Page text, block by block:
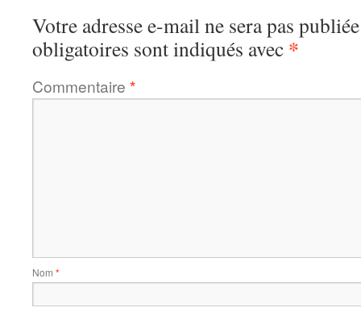
Votre adresse e-mail ne sera pas
obligatoires sont indiqués avec *
Commentaire *
Nom *